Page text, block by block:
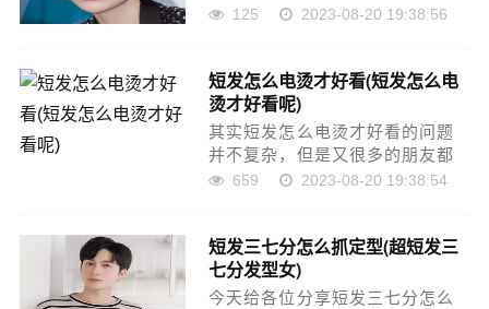
系，今天就由本站为大家分享短
看的问题都会给大家分析到，还
望可以解决大家的问题，下面我
们……
125 2023-08-20 19:38:56
短发怎么电烫才好看(短发怎么电
烫才好看呢)
其实短发怎么电烫才好看的问题
并不复杂，但是又很多的朋友都
不太了解短发锡纸烫怎么弄好看
一些知识，希望可以帮助到大
家，下面我们一起来看看这个问
题的……
659 2023-08-20 19:38:54
短发三七分怎么抓定型(超短发三
七分发型女)
今天给各位分享短发三七分怎么